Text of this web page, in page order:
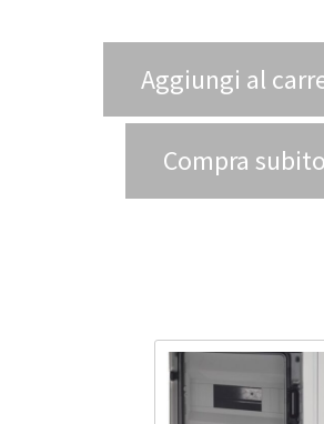
Aggiungi al
Compra